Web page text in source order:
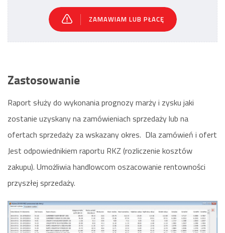
ZAMAWIAM LUB PŁACĘ
Zastosowanie
Raport służy do wykonania prognozy marży i zysku jaki
zostanie uzyskany na zamówieniach sprzedaży lub na
ofertach sprzedaży za wskazany okres. Dla zamówień i ofert
Jest odpowiednikiem raportu RKZ (rozliczenie kosztów
zakupu). Umożliwia handlowcom oszacowanie rentowności
przyszłej sprzedaży.